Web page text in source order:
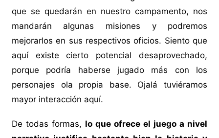
que se quedarán en nuestro campamento, nos
mandarán algunas misiones y podremos
mejorarlos en sus respectivos oficios. Siento que
aquí existe cierto potencial desaprovechado,
porque podría haberse jugado más con los
personajes ola propia base. Ojalá tuviéramos
mayor interacción aquí.
De todas formas, lo que ofrece el juego a nivel